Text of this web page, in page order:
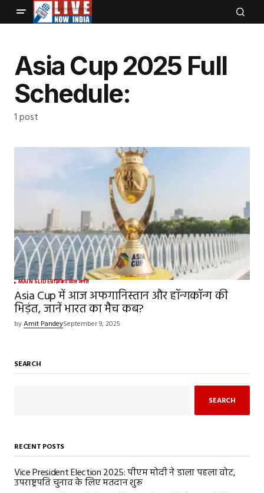
Asia Cup 2025 Full
Schedule:
1 post
MAIN SLIDERक्रिकेटखेल जगत
Asia Cup में आज अफगानिस्तान और हॉन्गकॉन्ग की
भिड़ंत, जानें भारत का मैच कब?
byAmit PandeySeptember 9, 2025
SEARCH
SEARCH
RECENT POSTS
Vice President Election 2025: पीएम मोदी ने डाला पहला वोट,
उपराष्ट्रपति चुनाव के लिए मतदान शुरू